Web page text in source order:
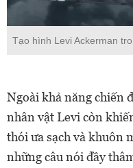
Tạo hình Levi Ackerman
Ngoài khả năng chiến
nhân vật Levi còn
thói ưa sạch và khuôn
những câu nói đầy